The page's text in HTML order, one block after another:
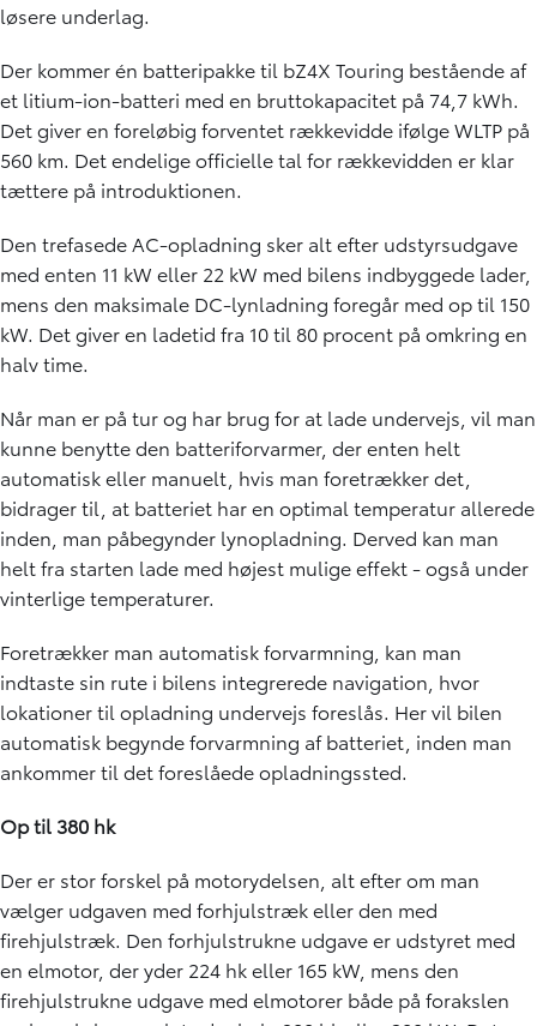
løsere underlag.
Der kommer én batteripakke til bZ4X Touring bestående af
et litium-ion-batteri med en bruttokapacitet på 74,7 kWh.
Det giver en foreløbig forventet rækkevidde ifølge WLTP på
560 km. Det endelige officielle tal for rækkevidden er klar
tættere på introduktionen.
Den trefasede AC-opladning sker alt efter udstyrsudgave
med enten 11 kW eller 22 kW med bilens indbyggede lader,
mens den maksimale DC-lynladning foregår med op til 150
kW. Det giver en ladetid fra 10 til 80 procent på omkring en
halv time.
Når man er på tur og har brug for at lade undervejs, vil man
kunne benytte den batteriforvarmer, der enten helt
automatisk eller manuelt, hvis man foretrækker det,
bidrager til, at batteriet har en optimal temperatur allerede
inden, man påbegynder lynopladning. Derved kan man
helt fra starten lade med højest mulige effekt - også under
vinterlige temperaturer.
Foretrækker man automatisk forvarmning, kan man
indtaste sin rute i bilens integrerede navigation, hvor
lokationer til opladning undervejs foreslås. Her vil bilen
automatisk begynde forvarmning af batteriet, inden man
ankommer til det foreslåede opladningssted.
Op til 380 hk
Der er stor forskel på motorydelsen, alt efter om man
vælger udgaven med forhjulstræk eller den med
firehjulstræk. Den forhjulstrukne udgave er udstyret med
en elmotor, der yder 224 hk eller 165 kW, mens den
firehjulstrukne udgave med elmotorer både på forakslen